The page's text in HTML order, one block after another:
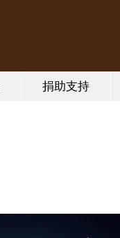
捐助支持